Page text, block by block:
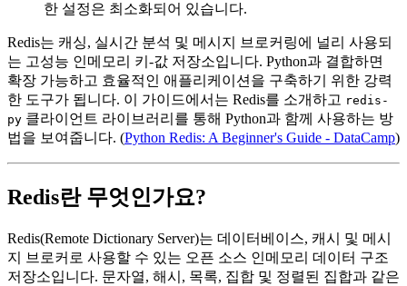
한 설정은 최소화되어 있습니다.
Redis는 캐싱, 실시간 분석 및 메시지 브로커링에 널리 사용되
는 고성능 인메모리 키-값 저장소입니다. Python과 결합하면
확장 가능하고 효율적인 애플리케이션을 구축하기 위한 강력
한 도구가 됩니다. 이 가이드에서는 Redis를 소개하고 redis-
py 클라이언트 라이브러리를 통해 Python과 함께 사용하는 방
법을 보여줍니다. (Python Redis: A Beginner's Guide - DataCamp)
Redis란 무엇인가요?
Redis(Remote Dictionary Server)는 데이터베이스, 캐시 및 메시
지 브로커로 사용할 수 있는 오픈 소스 인메모리 데이터 구조
저장소입니다. 문자열, 해시, 목록, 집합 및 정렬된 집합과 같은